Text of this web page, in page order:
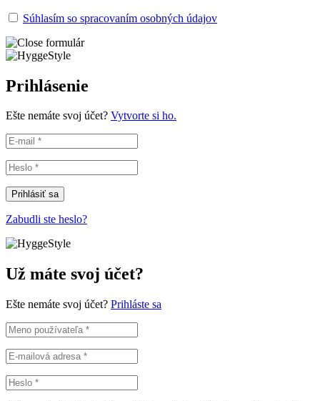
Súhlasím so spracovaním osobných údajov
Prihlásenie
Ešte nemáte svoj účet? Vytvorte si ho.
Prihlásiť sa
Zabudli ste heslo?
Už máte svoj účet?
Ešte nemáte svoj účet? Prihláste sa